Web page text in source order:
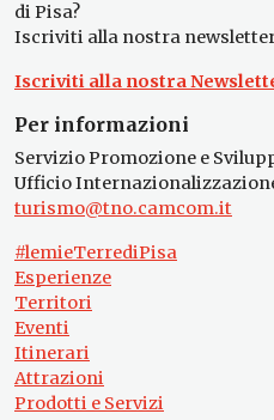
di Pisa?
Iscriviti alla nostra
Iscriviti alla nostra
Per informazioni
Servizio Promozione e
Ufficio
turismo@tno.camcom.it
#lemieTerrediPisa
Esperienze
Territori
Eventi
Itinerari
Attrazioni
Prodotti e Servizi